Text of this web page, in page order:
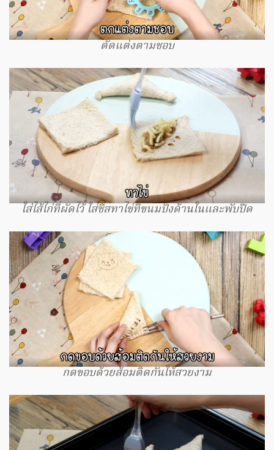
ตัดแต่งตามชอบ
ใส่ไส้ไก่ที่ผัดไว้ ใส่ชีสทาไข่ที่ขนมปังด้านในและพับปิด
กดขอบด้วยส้อมติดกันให้สวยงาม